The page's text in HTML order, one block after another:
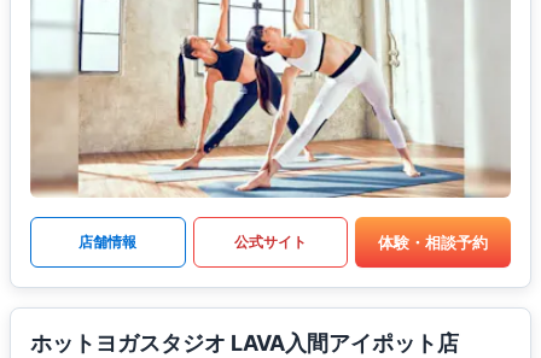
店舗情報 公式サイト 体験・相談予約
ホットヨガスタジオ LAVA入間アイポット店